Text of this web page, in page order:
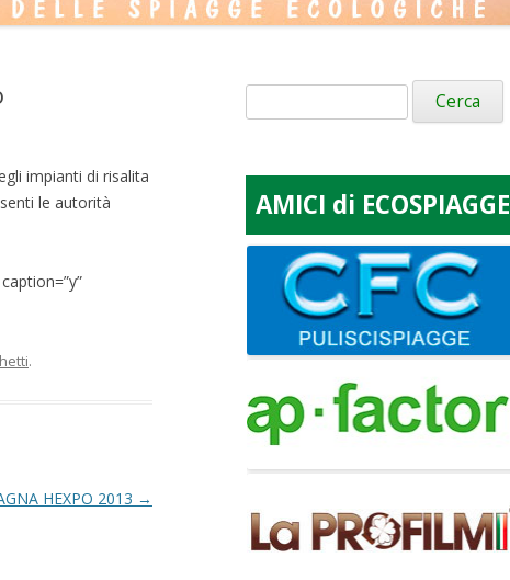
impianti di risalita
le autorità
.
HEXPO 2013 →
Ricerca
per:
AMICI di ECOSPIAGGE